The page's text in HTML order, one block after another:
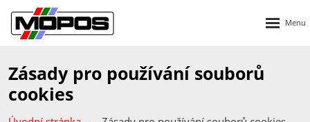
Zásady pro používání souborů
cookies